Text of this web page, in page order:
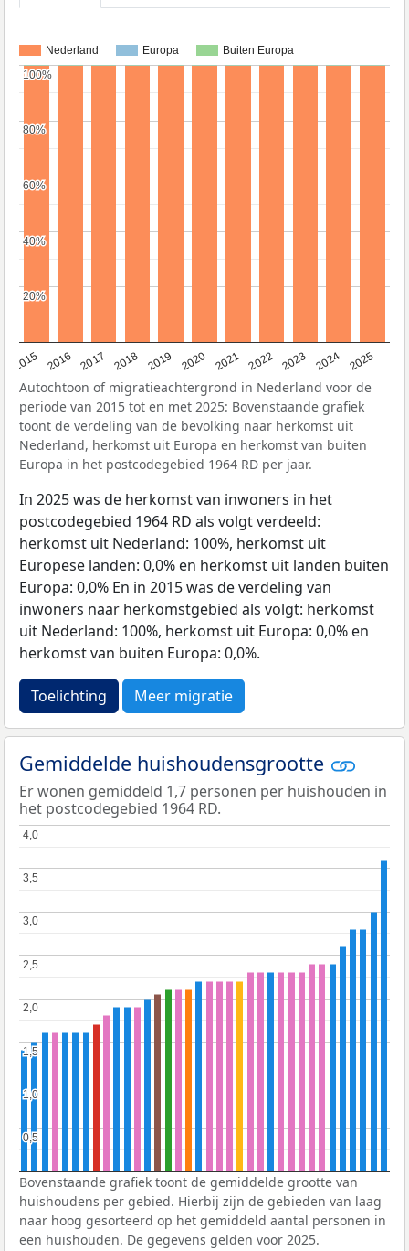
Nederland Europa Buiten Europa
2015 2016 2017 2018 2019 2020 2021 2022 2023 2024 2025
20%
20%
40%
40%
60%
60%
80%
80%
100%
100%
Autochtoon of migratieachtergrond in Nederland voor de
periode van 2015 tot en met 2025: Bovenstaande grafiek
toont de verdeling van de bevolking naar herkomst uit
Nederland, herkomst uit Europa en herkomst van buiten
Europa in het postcodegebied 1964 RD per jaar.
In 2025 was de herkomst van inwoners in het
postcodegebied 1964 RD als volgt verdeeld:
herkomst uit Nederland: 100%, herkomst uit
Europese landen: 0,0% en herkomst uit landen buiten
Europa: 0,0% En in 2015 was de verdeling van
inwoners naar herkomstgebied als volgt: herkomst
uit Nederland: 100%, herkomst uit Europa: 0,0% en
herkomst van buiten Europa: 0,0%.
Toelichting Meer migratie
Gemiddelde huishoudensgrootte
Er wonen gemiddeld 1,7 personen per huishouden in
het postcodegebied 1964 RD.
0,5
0,5
1,0
1,0
1,5
1,5
2,0
2,0
2,5
2,5
3,0
3,0
3,5
3,5
4,0
4,0
Bovenstaande grafiek toont de gemiddelde grootte van
huishoudens per gebied. Hierbij zijn de gebieden van laag
naar hoog gesorteerd op het gemiddeld aantal personen in
een huishouden. De gegevens gelden voor 2025.